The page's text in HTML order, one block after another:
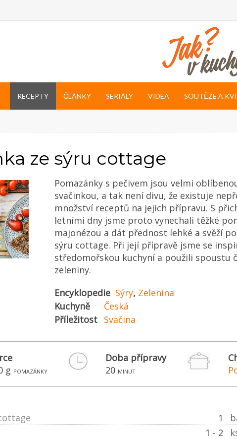
RECEPTY ČLÁNKY SERIÁLY VIDEA SOUTĚŽE A
ze sýru cottage
Pomazánky s pečivem jsou velmi
svačinkou, a tak není divu, že existuje
množství receptů na jejich přípravu. S
letními dny jsme proto vynechali těžké
majonézou a dát přednost lehké a svěží
sýru cottage. Při její přípravě jsme se
středomořskou kuchyní a použili spoustu
zeleniny.
Encyklopedie Sýry, Zelenina
Kuchyně
Česká
Příležitost Svačina
g pomazánky
Doba přípravy
20 minut
1
1 - 2